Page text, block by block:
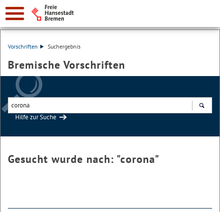
Vorschriften Suchergebnis
Bremische Vorschriften
Hilfe zur Suche
Gesucht wurde nach: "corona"